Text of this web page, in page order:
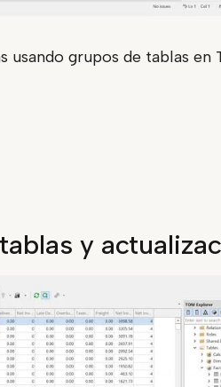
usando grupos de tablas en
y